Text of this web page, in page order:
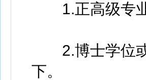
1.正高级专业
2.博士学位或
下。